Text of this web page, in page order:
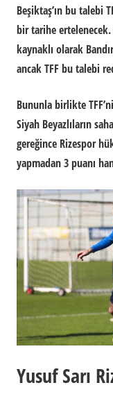
Beşiktaş’ın bu talebi
bir tarihe ertelenecek.
kaynaklı olarak
ancak TFF bu talebi
Bununla birlikte
Siyah Beyazlıların
gereğince Rizespor
yapmadan 3 puanı
Yusuf Sarı